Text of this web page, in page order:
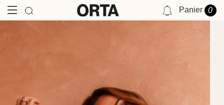
Panier 0